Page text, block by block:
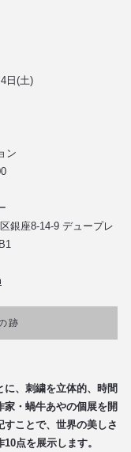
日(土)
ン
銀座8-14-9 デュープレ
跡
、刺繍を立体的、時間
・蝸牛あやの個展を開
ことで、世界の美しさ
点を展示します。